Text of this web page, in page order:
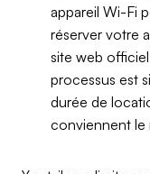
appareil Wi-Fi
réserver votre
site web
processus est
durée de
conviennent le